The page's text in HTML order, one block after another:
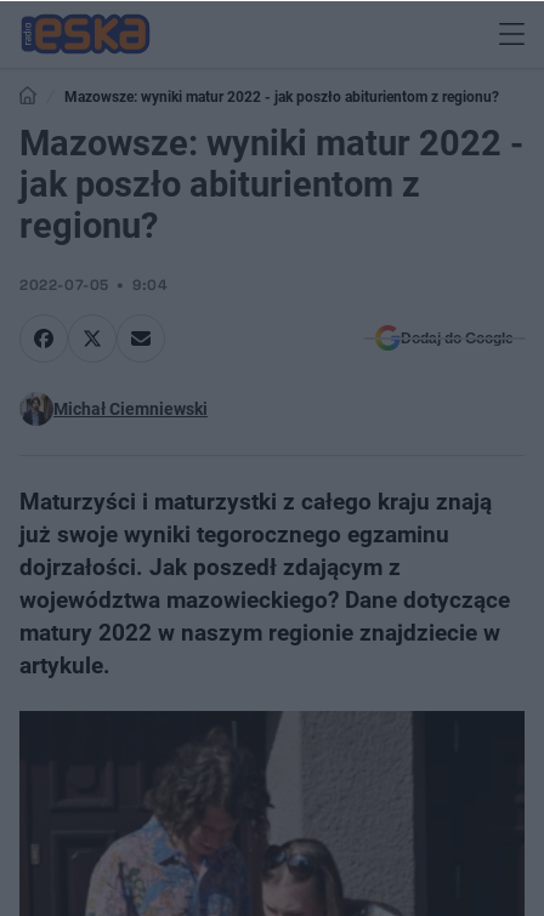
Mazowsze: wyniki matur 2022 - jak poszło abiturientom z regionu?
Mazowsze: wyniki matur 2022 -
jak poszło abiturientom z
regionu?
2022-07-05 9:04
Dodaj do Google
Michał Ciemniewski
Maturzyści i maturzystki z całego kraju znają
już swoje wyniki tegorocznego egzaminu
dojrzałości. Jak poszedł zdającym z
województwa mazowieckiego? Dane dotyczące
matury 2022 w naszym regionie znajdziecie w
artykule.